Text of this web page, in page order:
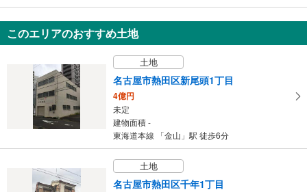
このエリアのおすすめ土地
土地
名古屋市熱田区新尾頭1丁目
4億円
未定
建物面積 -
東海道本線 「金山」駅 徒歩6分
土地
名古屋市熱田区千年1丁目